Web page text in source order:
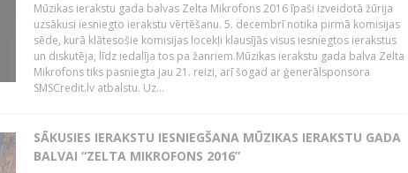
Mūzikas ierakstu gada balvas Zelta Mikrofons 2016 īpaši izveidotā žūrija
uzsākusi iesniegto ierakstu vērtēšanu. 5. decembrī notika pirmā komisijas
sēde, kurā klātesošie komisijas locekļi klausījās visus iesniegtos ierakstus
un diskutēja, līdz iedalīja tos pa žanriem.Mūzikas ierakstu gada balva Zelta
Mikrofons tiks pasniegta jau 21. reizi, arī šogad ar ģenerālsponsora
SMSCredit.lv atbalstu. Uz...
SĀKUSIES IERAKSTU IESNIEGŠANA MŪZIKAS IERAKSTU GADA
BALVAI “ZELTA MIKROFONS 2016”